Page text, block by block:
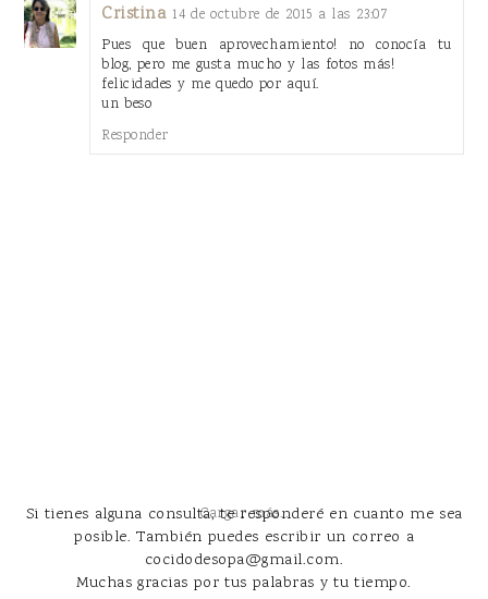
Cristina 14 de octubre de 2015 a las 23:07
Pues que buen aprovechamiento! no conocía tu
blog, pero me gusta mucho y las fotos más!
felicidades y me quedo por aquí.
un beso
Responder
Cargar más...
Si tienes alguna consulta, te responderé en cuanto me sea
posible. También puedes escribir un correo a
cocidodesopa@gmail.com.
Muchas gracias por tus palabras y tu tiempo.